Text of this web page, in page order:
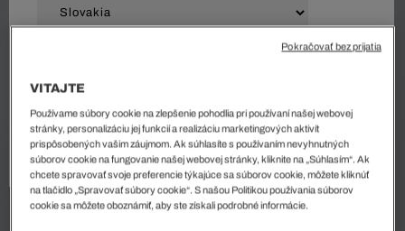
ZAČAŤ NAKUPOVAŤ
VITAJTE
Používame súbory cookie na zlepšenie pohodlia pri používaní našej webovej
stránky, personalizáciu jej funkcií a realizáciu marketingových aktivít
prispôsobených vašim záujmom. Ak súhlasíte s používaním nevyhnutných
súborov cookie na fungovanie našej webovej stránky, kliknite na „Súhlasím“. Ak
chcete spravovať svoje preferencie týkajúce sa súborov cookie, môžete kliknúť
na tlačidlo „Spravovať súbory cookie“. S našou Politikou používania súborov
cookie sa môžete oboznámiť, aby ste získali podrobné informácie.
Pokračovať bez prijatia